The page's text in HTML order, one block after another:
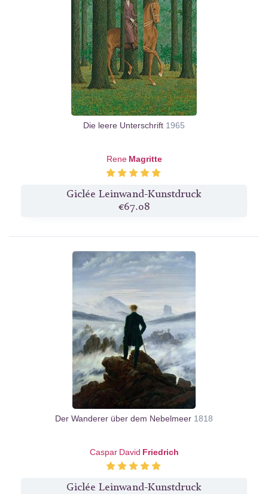
Die leere Unterschrift 1965
Rene Magritte
Giclée Leinwand-Kunstdruck
€67.08
Der Wanderer über dem Nebelmeer 1818
Caspar David Friedrich
Giclée Leinwand-Kunstdruck